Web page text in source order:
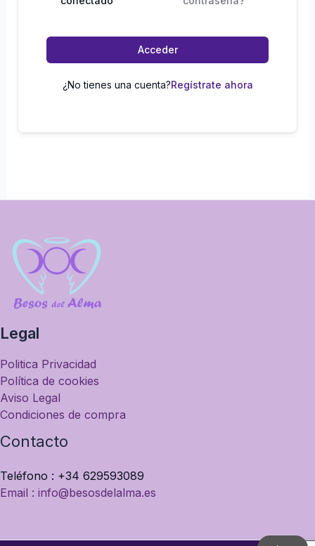
Acceder
¿No tienes una cuenta?Regístrate ahora
Legal
Politica Privacidad
Política de cookies
Aviso Legal
Condiciones de compra
Contacto
Teléfono : +34 629593089
Email : info@besosdelalma.es